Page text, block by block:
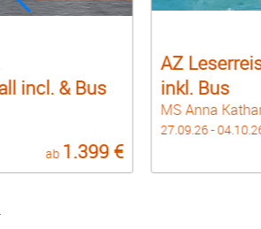
Leserreisen Donau De Luxe
Bus